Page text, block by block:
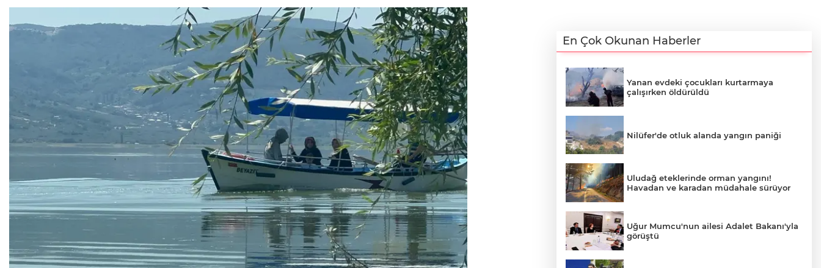
En Çok Okunan Haberler
Yanan evdeki çocukları kurtarmaya
çalışırken öldürüldü
Nilüfer'de otluk alanda yangın paniği
Uludağ eteklerinde orman yangını!
Havadan ve karadan müdahale sürüyor
Uğur Mumcu'nun ailesi Adalet Bakanı'yla
görüştü